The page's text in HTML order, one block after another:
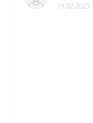
18.02.2023